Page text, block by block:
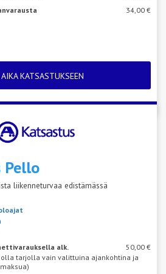
34,00 €
KATSASTUKSEEN
Pello
liikenneturvaa edistämässä
alk.
50,00 €
tarjolla vain valittuina ajankohtina ja